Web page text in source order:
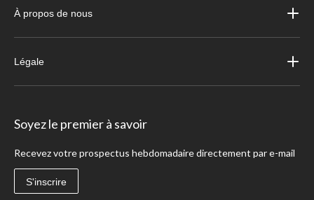
À propos de nous
Légale
Soyez le premier à savoir
Recevez votre prospectus hebdomadaire directement par e-mail
S'inscrire